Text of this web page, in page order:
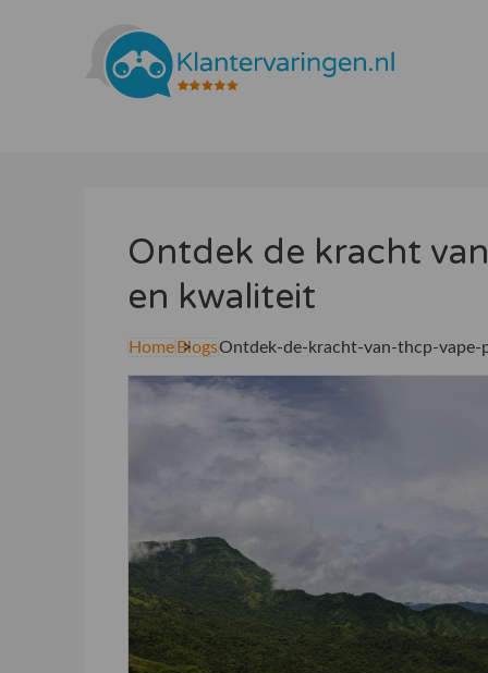
Ontdek de kracht
en kwaliteit
Home BlogsOntdek-de-kracht-van-thcp-